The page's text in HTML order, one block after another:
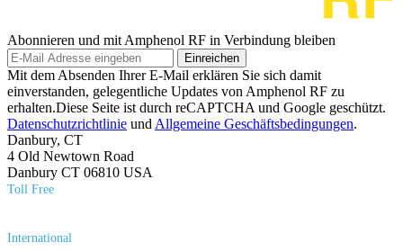
Abonnieren und mit Amphenol RF in Verbindung bleiben
Einreichen
Mit dem Absenden Ihrer E-Mail erklären Sie sich damit
einverstanden, gelegentliche Updates von Amphenol RF zu
erhalten.Diese Seite ist durch reCAPTCHA und Google geschützt.
Datenschutzrichtlinie und Allgemeine Geschäftsbedingungen.
Danbury, CT
4 Old Newtown Road
Danbury CT 06810 USA
Toll Free
International